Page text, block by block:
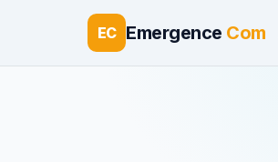
EC Emergence Com